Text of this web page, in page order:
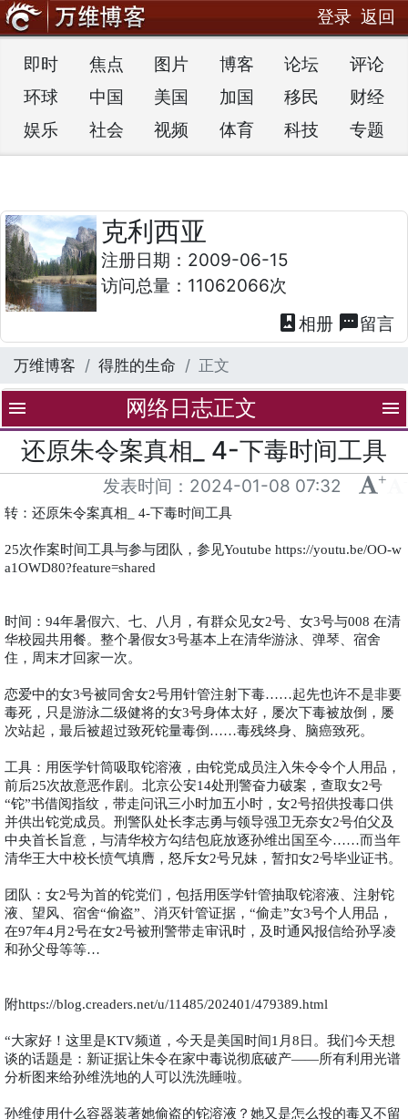
登录 返回
即时 焦点 图片 博客 论坛
评论
环球
中国 美国 加国 移民
财经
娱乐
社会 视频 体育 科技 专题
克利西亚
注册日期：2009-06-15
访问总量：11062066次
photo_album 相册 textsms留言
万维博客 得胜的生命 正文
menu 网络日志正文 menu
还原朱令案真相_ 4-下毒时间工具
发表时间： 2024-01-08 07:32 +
转：还原朱令案真相 _ 4-下毒时间工具
25次作案时间工具与参与团队，参见Youtube https://youtu.be/OO-w
a1OWD80?feature=shared
时间： 94年暑假六、七、八月，有群众见女2号、女3号与008 在清
华校园共用餐。整个暑假女3号基本上在清华游泳、弹琴、宿舍
住，周末才回家一次。
恋爱中的女3号被同舍女2号用针管注射下毒……起先也许不是非要
毒死，只是游泳二级健将的女3号身体太好，屡次下毒被放倒，屡
次站起，最后被超过致死铊量毒倒……毒残终身、脑癌致死。
工具：用医学针筒吸取铊溶液，由铊党成员注入朱令令个人用品，
前后25次故意恶作剧。北京公安14处刑警奋力破案，查取女2号
“铊”书借阅指纹，带走问讯三小时加五小时，女2号招供投毒口供
并供出铊党成员。刑警队处长李志勇与领导强卫无奈女2号伯父及
中央首长旨意，与清华校方勾结包庇放逐孙维出国至今……而当年
清华王大中校长愤气填膺，怒斥女2号兄妹，暂扣女2号毕业证书。
团队：女2号为首的铊党们，包括用医学针管抽取铊溶液、注射铊
液、望风、宿舍“偷盗”、消灭针管证据， “偷走”女3号个人用品，
在97年4月 2号在女2号被刑警带走审讯时，及时通风报信给孙孚凌
和孙父母等等…
附https://blog.creaders.net/u/11485/202401/479389.html
“大家好！这里是KTV频道，今天是美国时间1 月8日。我们今天想
谈的话题是：新证据让朱令在家中毒说彻底破产——所有利用光谱
分析图来给孙维洗地的人可以洗洗睡啦。
孙维使用什么容器装著她偷盗的铊溶液？她又是怎么投的毒又不留